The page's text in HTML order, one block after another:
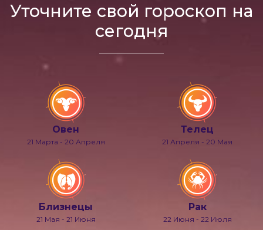
Уточните свой гороскоп на
сегодня
Овен
21 Марта - 20 Апреля
Телец
21 Апреля - 20 Мая
Близнецы
21 Мая - 21 Июня
Рак
22 Июня - 22 Июля